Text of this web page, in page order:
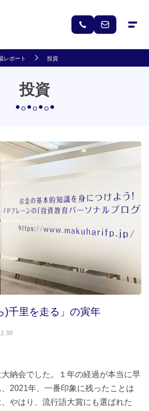
投資
レポート 投資
)千里を走る」の寅年
納会でした。１年の経過が本当に早
2021年、一番印象に残ったことは
やはり、流行語大賞にも選ばれた